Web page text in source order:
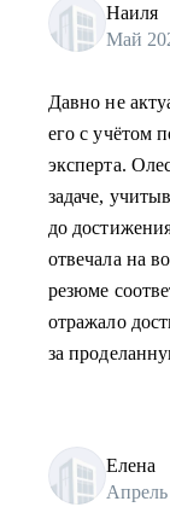
Наиля
Май
Давно не
его с учётом
эксперта.
задаче,
до
отвечала на
резюме
отражало
за
Елена